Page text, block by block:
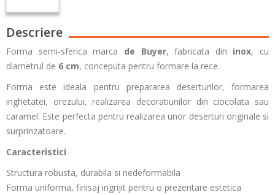
Descriere
Forma semi-sferica marca de Buyer, fabricata din inox, cu
diametrul de 6 cm, conceputa pentru formare la rece.
Forma este ideala pentru prepararea deserturilor, formarea
inghetatei, orezului, realizarea decoratiunilor din ciocolata sau
caramel. Este perfecta pentru realizarea unor deserturi originale si
surprinzatoare.
Caracteristici
Structura robusta, durabila si nedeformabila
Forma uniforma, finisaj ingrijit pentru o prezentare estetica